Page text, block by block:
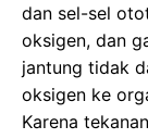
dan sel-sel
oksigen, dan
jantung tidak
oksigen ke
Karena